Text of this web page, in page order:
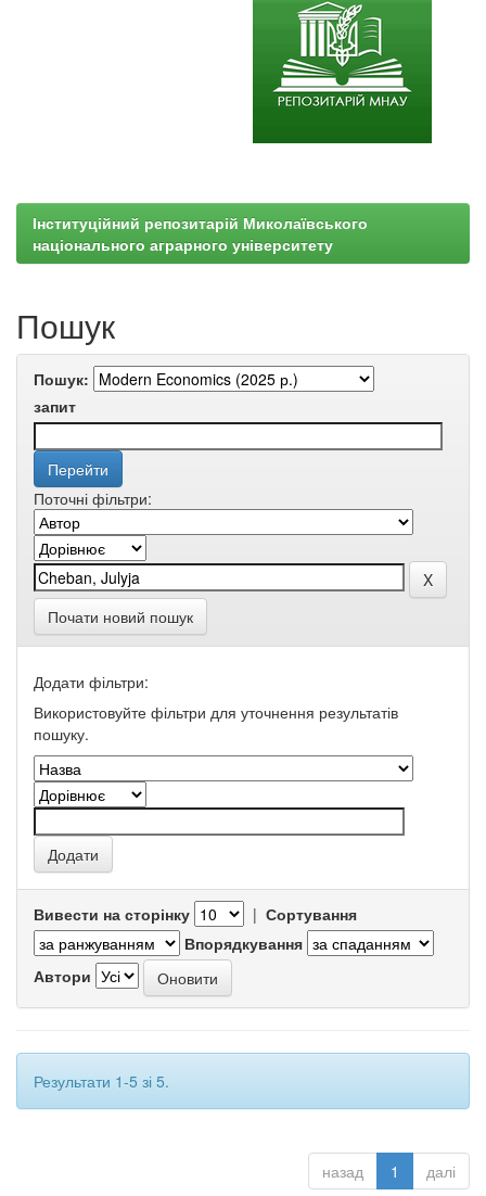
Інституційний репозитарій Миколаївського
національного аграрного університету
Пошук
Пошук:
запит
Поточні фільтри:
Почати новий пошук
Додати фільтри:
Використовуйте фільтри для уточнення результатів
пошуку.
Вивести на сторінку | Сортування
Впорядкування
Автори
Результати 1-5 зі 5.
назад 1 далі